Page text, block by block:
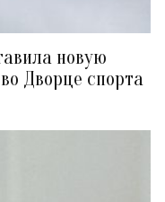
новую
Дворце спорта